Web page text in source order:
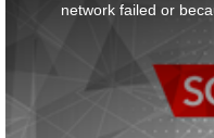
network failed or